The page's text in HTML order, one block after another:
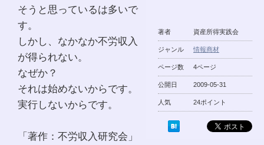
著者 資産所得実践会
ジャンル 情報商材
ページ数 4ページ
公開日 2009-05-31
人気 24ポイント
そうと思っているは多いで
す。
しかし、なかなか不労収入
が得られない。
なぜか？
それは始めないからです。
実行しないからです。
「著作：不労収入研究会」